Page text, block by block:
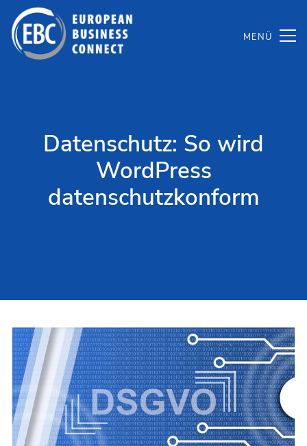
Inhalt
springen
Datenschutz: So wird
WordPress
datenschutzkonform